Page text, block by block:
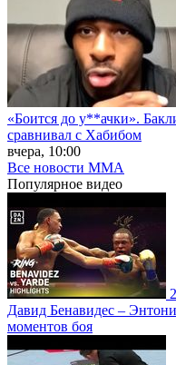
«Боится до у**ачки».
сравнивал с Хабибом
вчера, 10:00
Все новости MMA
Популярное видео
Давид Бенавидес –
моментов боя